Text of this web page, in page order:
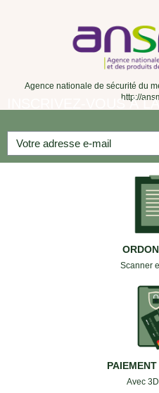
Agence nationale de sécurité du
http://
INSCRIVEZ-VOUS À
Scanner
Avec